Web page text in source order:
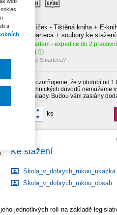
Balíček - Tištěná kniha + E-
Smarteca + soubory ke stažení
Skladem - expedice do 2
dnů
Co je Smarteca?
Upozorňujeme, že v období od
technických důvodů nemůžeme
doklady. Budou vám zaslány
ks
Ke stažení
Skola_v_dobrych_rukou_ukazka
Skola_v_dobrych_rukou_obsah
jednotlivých rolí na základě
a